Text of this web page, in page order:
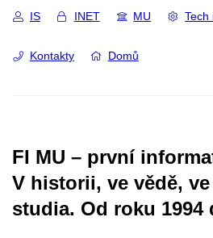
IS INET MU Tech
Kontakty Domů
FI MU – první
V historii, ve vědě,
studia. Od roku 1994